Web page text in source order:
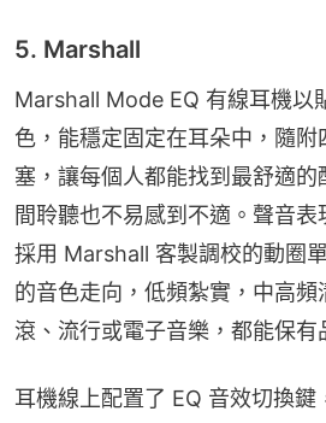
5. Marshall
Marshall Mode EQ 有線耳機以
色，能穩定固定在耳朵中，隨
塞，讓每個人都能找到最舒適
間聆聽也不易感到不適。聲音
採用 Marshall 客製調校的動圈
的音色走向，低頻紮實，中高
滾、流行或電子音樂，都能保有
耳機線上配置了 EQ 音效切換鍵